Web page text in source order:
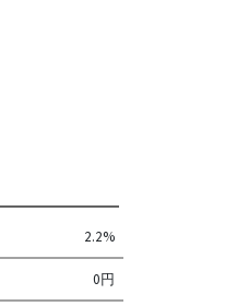
2.2%
0円